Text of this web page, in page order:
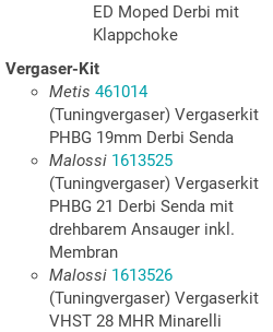
ED Moped Derbi mit
Klappchoke
Vergaser-Kit
Metis 461014
(Tuningvergaser) Vergaserkit
PHBG 19mm Derbi Senda
Malossi 1613525
(Tuningvergaser) Vergaserkit
PHBG 21 Derbi Senda mit
drehbarem Ansauger inkl.
Membran
Malossi 1613526
(Tuningvergaser) Vergaserkit
VHST 28 MHR Minarelli